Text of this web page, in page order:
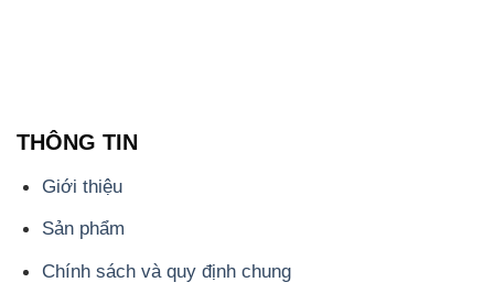
Chính sách và quy định chung
Tin tức
Liên hệ